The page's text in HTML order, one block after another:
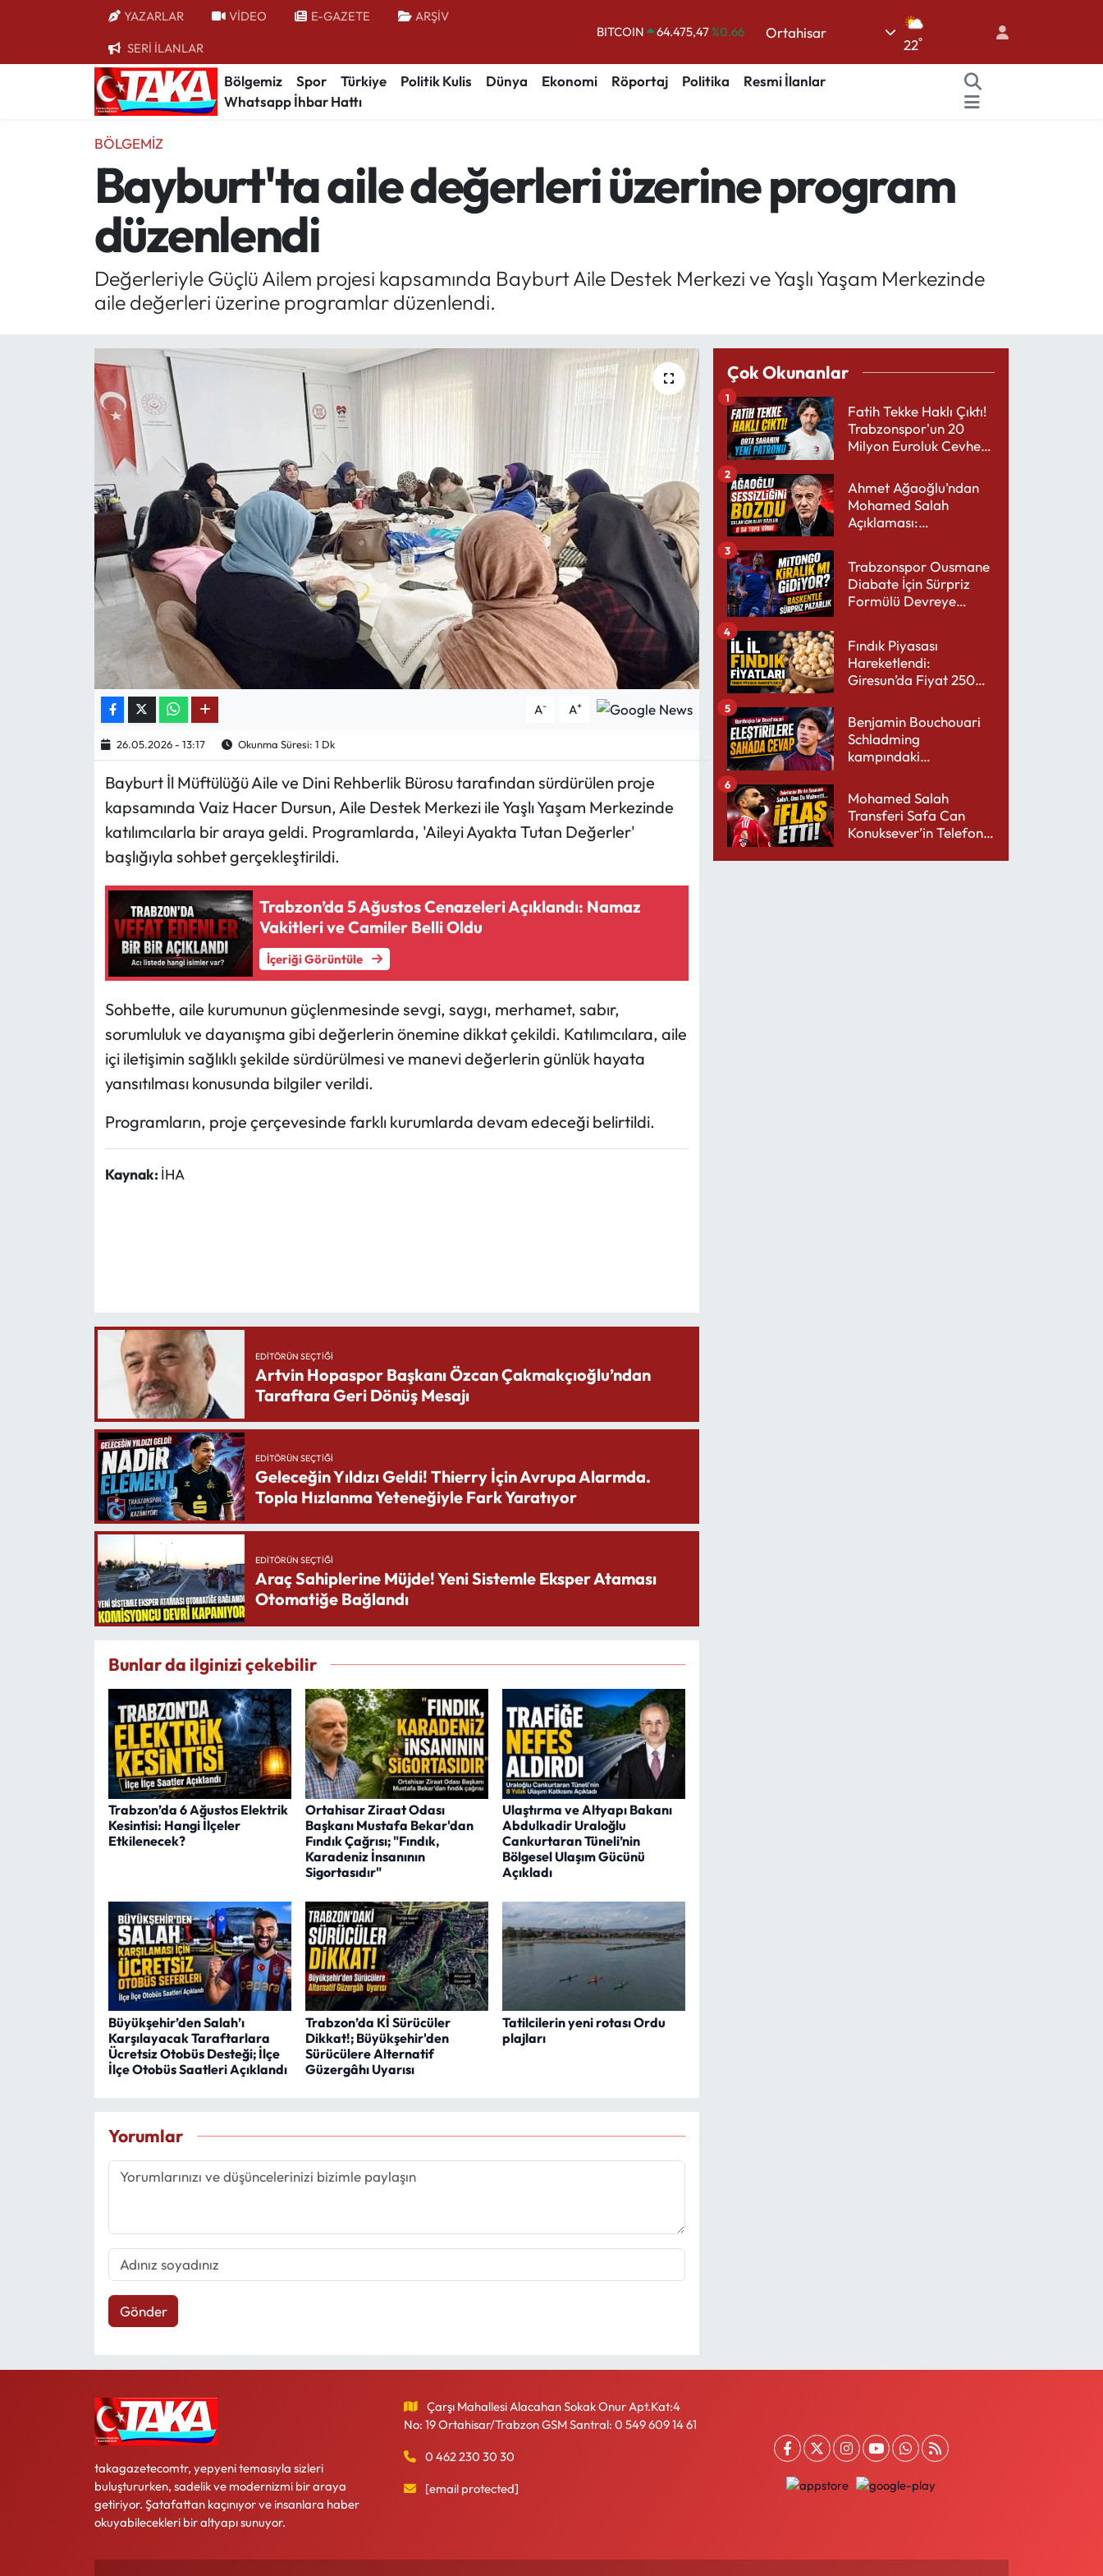
YAZARLAR VİDEO E-GAZETE ARŞİV
SERİ İLANLAR
BITCOIN 64.475,47%0.66
DOLAR
47,5971%0.05
EURO
55,1336%0.18
BİST100 13.703%0
Ortahisar
22°
Bölgemiz Spor Türkiye Politik Kulis Dünya Ekonomi Röportaj Politika
Resmi İlanlar
Whatsapp İhbar Hattı
BÖLGEMIZ
Bayburt'ta aile değerleri üzerine program
düzenlendi
Değerleriyle Güçlü Ailem projesi kapsamında Bayburt Aile Destek Merkezi ve Yaşlı Yaşam Merkezinde
aile değerleri üzerine programlar düzenlendi.
A- A+
26.05.2026 - 13:17 Okunma Süresi: 1 Dk
Bayburt İl Müftülüğü Aile ve Dini Rehberlik Bürosu tarafından sürdürülen proje
kapsamında Vaiz Hacer Dursun, Aile Destek Merkezi ile Yaşlı Yaşam Merkezinde
katılımcılarla bir araya geldi. Programlarda, 'Aileyi Ayakta Tutan Değerler'
başlığıyla sohbet gerçekleştirildi.
Trabzon’da 5 Ağustos Cenazeleri Açıklandı: Namaz
Vakitleri ve Camiler Belli Oldu
İçeriği Görüntüle
Sohbette, aile kurumunun güçlenmesinde sevgi, saygı, merhamet, sabır,
sorumluluk ve dayanışma gibi değerlerin önemine dikkat çekildi. Katılımcılara, aile
içi iletişimin sağlıklı şekilde sürdürülmesi ve manevi değerlerin günlük hayata
yansıtılması konusunda bilgiler verildi.
Programların, proje çerçevesinde farklı kurumlarda devam edeceği belirtildi.
Kaynak: İHA
EDITÖRÜN SEÇTIĞI
Artvin Hopaspor Başkanı Özcan Çakmakçıoğlu’ndan
Taraftara Geri Dönüş Mesajı
EDITÖRÜN SEÇTIĞI
Geleceğin Yıldızı Geldi! Thierry İçin Avrupa Alarmda.
Topla Hızlanma Yeteneğiyle Fark Yaratıyor
EDITÖRÜN SEÇTIĞI
Araç Sahiplerine Müjde! Yeni Sistemle Eksper Ataması
Otomatiğe Bağlandı
Bunlar da ilginizi çekebilir
Trabzon’da 6 Ağustos Elektrik
Kesintisi: Hangi İlçeler
Etkilenecek?
Ortahisar Ziraat Odası
Başkanı Mustafa Bekar'dan
Fındık Çağrısı; "Fındık,
Karadeniz İnsanının
Sigortasıdır"
Ulaştırma ve Altyapı Bakanı
Abdulkadir Uraloğlu
Cankurtaran Tüneli’nin
Bölgesel Ulaşım Gücünü
Açıkladı
Büyükşehir’den Salah’ı
Karşılayacak Taraftarlara
Ücretsiz Otobüs Desteği; İlçe
İlçe Otobüs Saatleri Açıklandı
Trabzon’da Kİ Sürücüler
Dikkat!; Büyükşehir'den
Sürücülere Alternatif
Güzergâhı Uyarısı
Tatilcilerin yeni rotası Ordu
plajları
Yorumlar
Gönder
Çok Okunanlar
Fatih Tekke Haklı Çıktı!
Trabzonspor'un 20
Milyon Euroluk Cevheri
1
Ahmet Ağaoğlu’ndan
Mohamed Salah
Açıklaması:
2
Trabzonspor Ousmane
Diabate İçin Sürpriz
Formülü Devreye
3
Fındık Piyasası
Hareketlendi:
Giresun’da Fiyat 250
4
Benjamin Bouchouari
Schladming
kampındaki
5
Mohamed Salah
Transferi Safa Can
Konuksever’in Telefon
6
takagazetecomtr, yepyeni temasıyla sizleri
buluştururken, sadelik ve modernizmi bir araya
getiriyor. Şatafattan kaçınıyor ve insanlara haber
okuyabilecekleri bir altyapı sunuyor.
Çarşı Mahallesi Alacahan Sokak Onur Apt.Kat:4
No: 19 Ortahisar/Trabzon GSM Santral: 0 549 609 14 61
0 462 230 30 30
[email protected]
Bölgemiz
Kültür/Sanat
Politik Kulis
Mektup Galeri
Röportaj
Manşet
Köşe Yazıları
Karikatür Galeri
ASTROLOJİ
Spor Yazıları
Trabzon Nöbetçi Eczaneler
Trabzon Hava Durumu
Trabzon Trafik Yoğunluk Haritası
Süper Lig Puan Durumu ve Fikstür
Tüm Manşetler
Son Dakika Haberleri
Haber Arşivi